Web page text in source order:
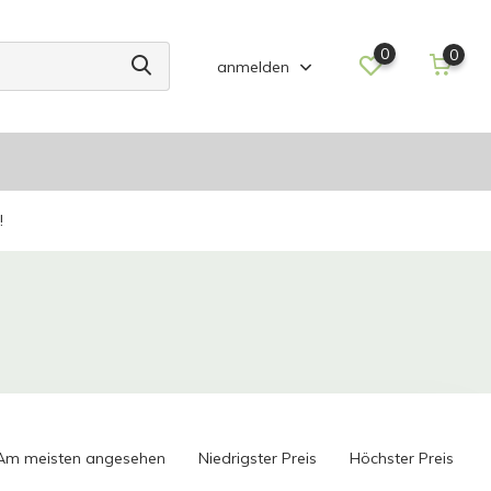
anmelden
0 0
meisten angesehen Niedrigster Preis Höchster Preis